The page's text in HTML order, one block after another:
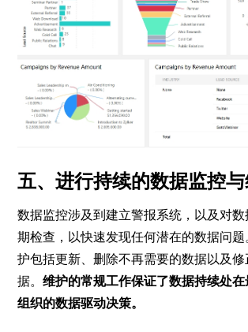
五、进行持续的数据监控
数据监控涉及到建立警报系统，以及对
期检查，以快速发现任何潜在的数据问
护包括更新、删除不再需要的数据以及
据。维护的常规工作保证了数据持续处
组织的数据驱动决策。